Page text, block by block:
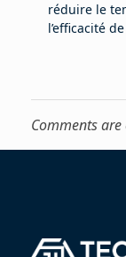
réduire le
l’efficacité
Comments are